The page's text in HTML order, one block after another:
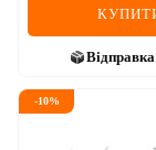
LINCOLN
Відправка
-10%